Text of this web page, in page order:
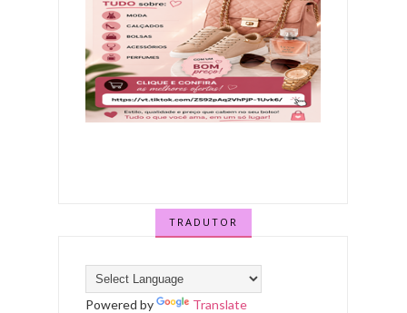
TRADUTOR
Powered by Translate